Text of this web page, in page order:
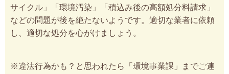
サイクル」「環境汚染」「積込み後の高額処分料請求」
などの問題が後を絶たないようです。適切な業者に依頼
し、適切な処分を心がけましょう。
※違法行為かも？と思われたら「環境事業課」までご連